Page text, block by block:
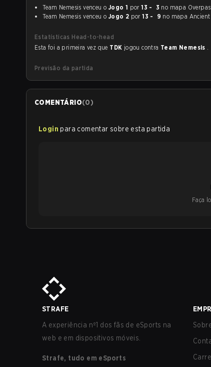
Team Nemesis venceu o Jogo 1 por 13 - 3 no mapa
Team Nemesis venceu o Jogo 2 por 13 - 9 no mapa Ancient
Estatísticas Head-to-head
Esta foi a primeira vez que TDK jogou contra Team Nemesis .
Previsão da partida
COMENTÁRIO(0)
Login para comentar sobre esta partida
Faça
STRAFE
A experiência nº1 dos fãs de eSports na
web e em dispositivos móveis.
Strafe, tudo em eSports